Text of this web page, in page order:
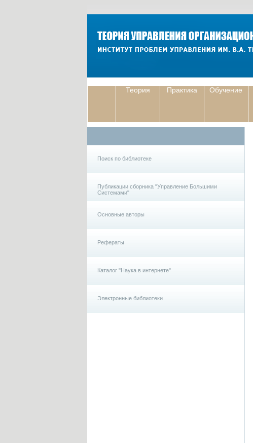
Теория Практика Обучение
Поиск по библиотеке
Публикации сборника "Управление Большими
Системами"
Основные авторы
Рефераты
Каталог "Наука в интернете"
Электронные библиотеки